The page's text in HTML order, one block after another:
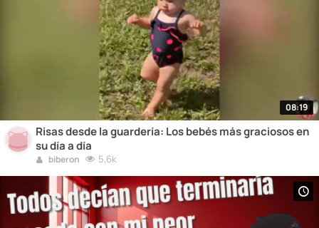
08:19
Risas desde la guardería: Los bebés más graciosos en
su día a día
biberon 5,6k